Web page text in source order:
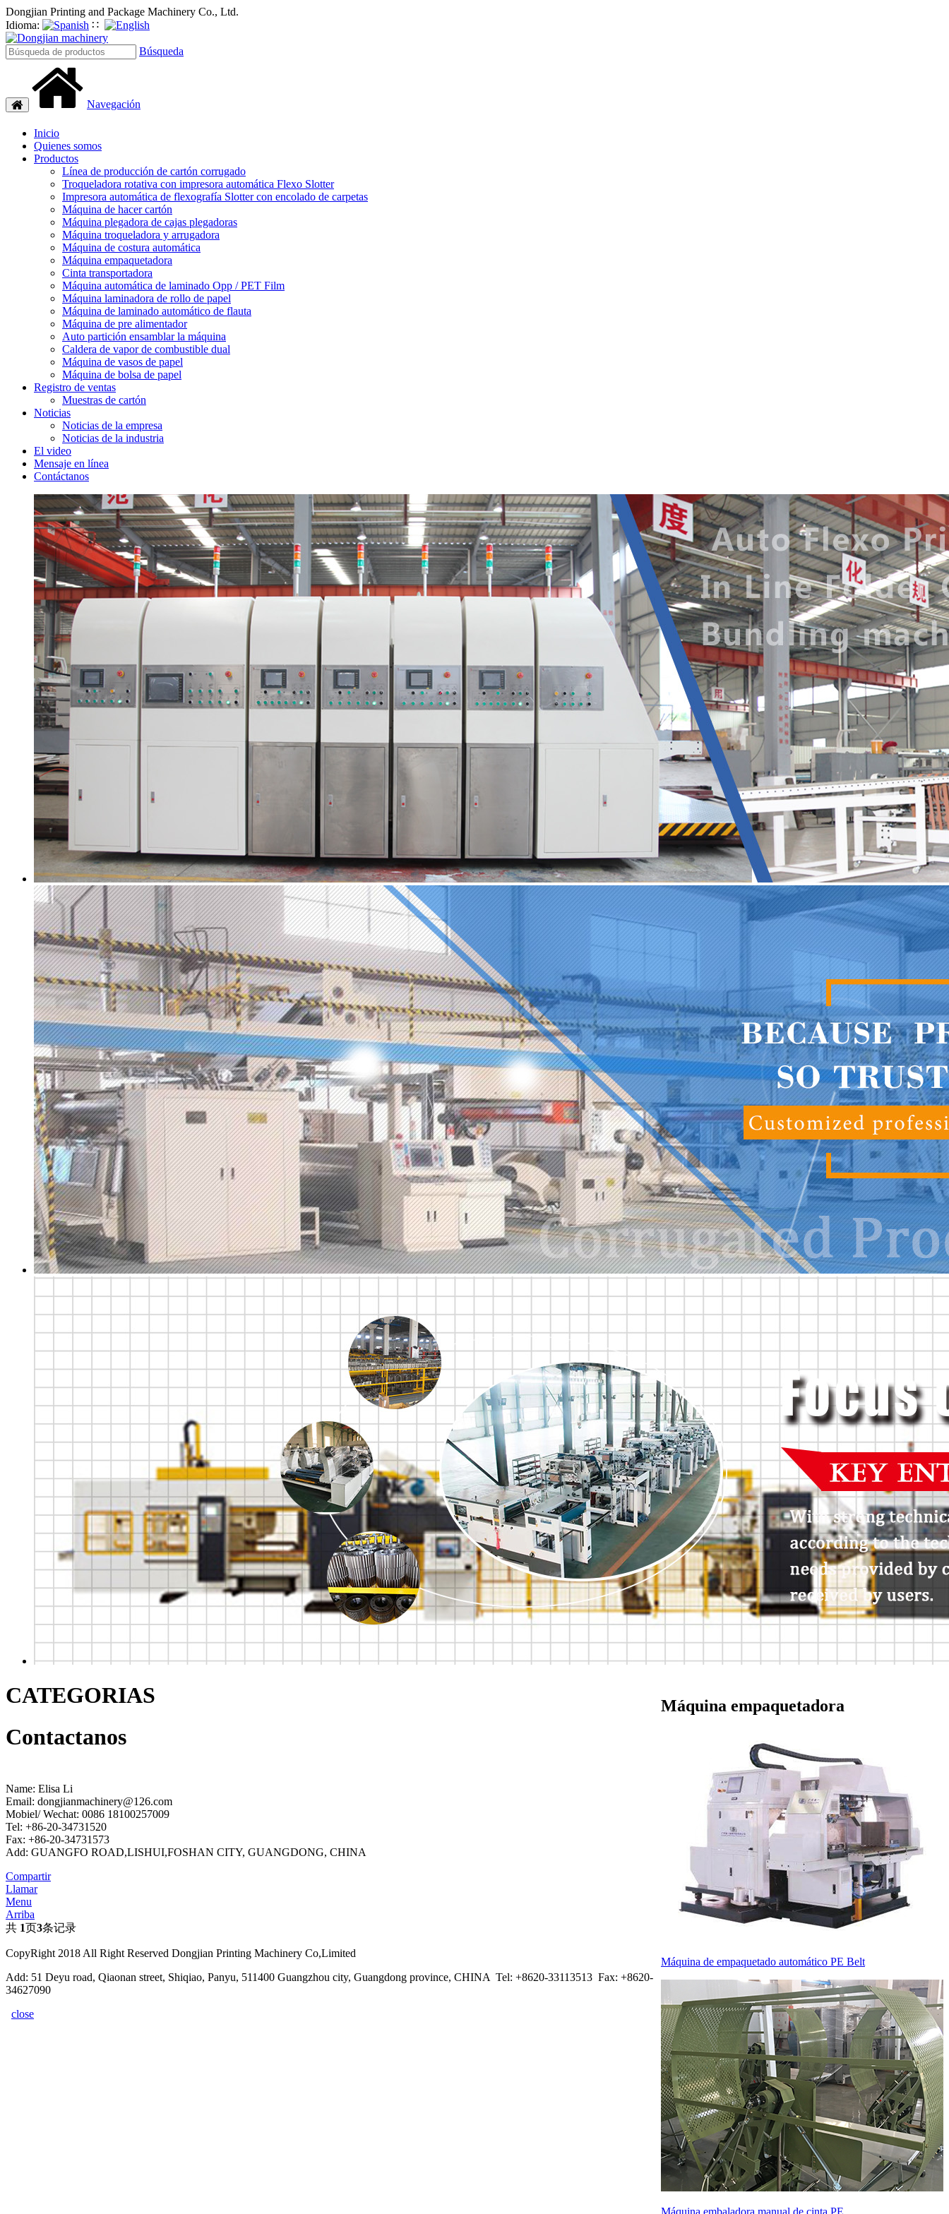
Dongjian Printing and Package Machinery Co., Ltd.
Idioma:
∷
Búsqueda
Navegación
de
Navegación
Inicio
Quienes somos
Productos
Línea de producción de cartón corrugado
Troqueladora rotativa con impresora automática Flexo Slotter
Impresora automática de flexografía Slotter con encolado de carpetas
Máquina de hacer cartón
Máquina plegadora de cajas plegadoras
Máquina troqueladora y arrugadora
Máquina de costura automática
Máquina empaquetadora
Cinta transportadora
Máquina automática de laminado Opp / PET Film
Máquina laminadora de rollo de papel
Máquina de laminado automático de flauta
Máquina de pre alimentador
Auto partición ensamblar la máquina
Caldera de vapor de combustible dual
Máquina de vasos de papel
Máquina de bolsa de papel
Registro de ventas
Muestras de cartón
Noticias
Noticias de la empresa
Noticias de la industria
El video
Mensaje en línea
Contáctanos
Máquina empaquetadora
Máquina de empaquetado automático PE Belt
CATEGORIAS
Contactanos
Name: Elisa Li
Email: dongjianmachinery@126.com
Mobiel/ Wechat: 0086 18100257009
Tel: +86-20-34731520
Fax: +86-20-34731573
Add: GUANGFO ROAD,LISHUI,FOSHAN CITY, GUANGDONG, CHINA
Compartir
Llamar
Menu
Arriba
共 1页3条记录
CopyRight 2018 All Right Reserved Dongjian Printing Machinery Co,Limited
Add: 51 Deyu road, Qiaonan street, Shiqiao, Panyu, 511400 Guangzhou city, Guangdong province, CHINA Tel: +8620-33113513 Fax: +8620-
34627090
close